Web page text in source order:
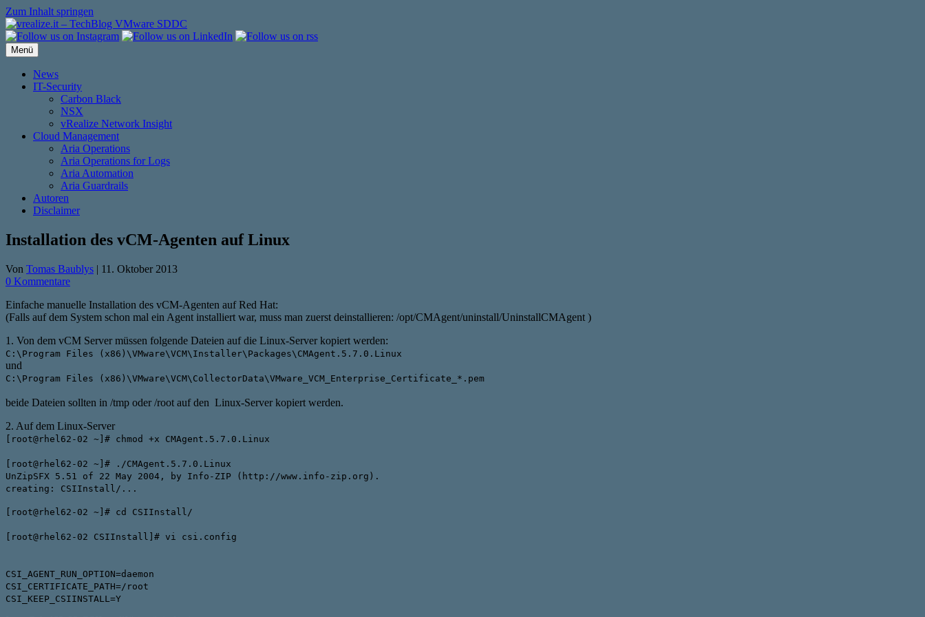
Zum Inhalt springen
Menü
News
IT-Security
Carbon Black
NSX
vRealize Network Insight
Cloud Management
Aria Operations
Aria Operations for Logs
Aria Automation
Aria Guardrails
Autoren
Disclaimer
Installation des vCM-Agenten auf Linux
Von Tomas Baublys | 11. Oktober 2013
0 Kommentare
Einfache manuelle Installation des vCM-Agenten auf Red Hat:
(Falls auf dem System schon mal ein Agent installiert war, muss man zuerst deinstallieren: /opt/CMAgent/uninstall/UninstallCMAgent )
1. Von dem vCM Server müssen folgende Dateien auf die Linux-Server kopiert werden:
C:\Program Files (x86)\VMware\VCM\Installer\Packages\CMAgent.5.7.0.Linux
und
C:\Program Files (x86)\VMware\VCM\CollectorData\VMware_VCM_Enterprise_Certificate_*.pem
beide Dateien sollten in /tmp oder /root auf den Linux-Server kopiert werden.
2. Auf dem Linux-Server
[root@rhel62-02 ~]# chmod +x CMAgent.5.7.0.Linux
[root@rhel62-02 ~]# ./CMAgent.5.7.0.Linux
UnZipSFX 5.51 of 22 May 2004, by Info-ZIP (http://www.info-zip.org).
creating: CSIInstall/...
[root@rhel62-02 ~]# cd CSIInstall/
[root@rhel62-02 CSIInstall]# vi csi.config
CSI_AGENT_RUN_OPTION=daemon
CSI_CERTIFICATE_PATH=/root
CSI_KEEP_CSIINSTALL=Y